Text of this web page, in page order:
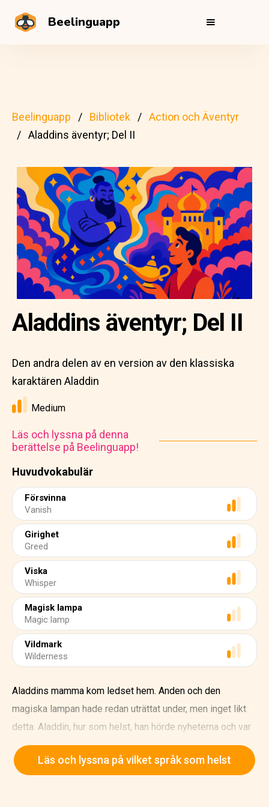
Beelinguapp
Beelinguapp Bibliotek
Action och Äventyr
Aladdins äventyr; Del II
Huvudvokabulär
Försvinna
Vanish
Girighet
Greed
Viska
Whisper
Magisk lampa
Magic lamp
Vildmark
Wilderness
Aladdins äventyr; Del II
Den andra delen av en version av den klassiska
karaktären Aladdin
Medium
Läs och lyssna på denna
berättelse på Beelinguapp!
Aladdins mamma kom ledset hem. Anden och den
magiska lampan hade redan uträttat under, men inget likt
detta. Aladdin, hur som helst, han hörde nyheterna och var
inte alls nöjd. Han plockade upp lampan, gnuggade den
hårdare än någonsin och sa att anden behövdes. Anden
Läs och lyssna på vilket språk som helst